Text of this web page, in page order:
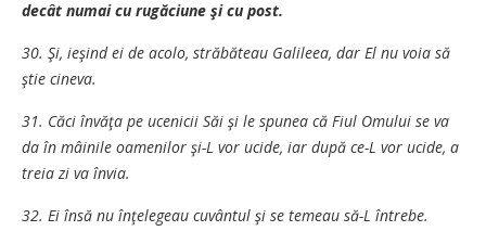
decât numai cu rugăciune şi cu post.
30. Şi, ieşind ei de acolo, străbăteau Galileea, dar El nu voia să
ştie cineva.
31. Căci învăţa pe ucenicii Săi şi le spunea că Fiul Omului se va
da în mâinile oamenilor şi-L vor ucide, iar după ce-L vor ucide, a
treia zi va învia.
32. Ei însă nu înţelegeau cuvântul şi se temeau să-L întrebe.